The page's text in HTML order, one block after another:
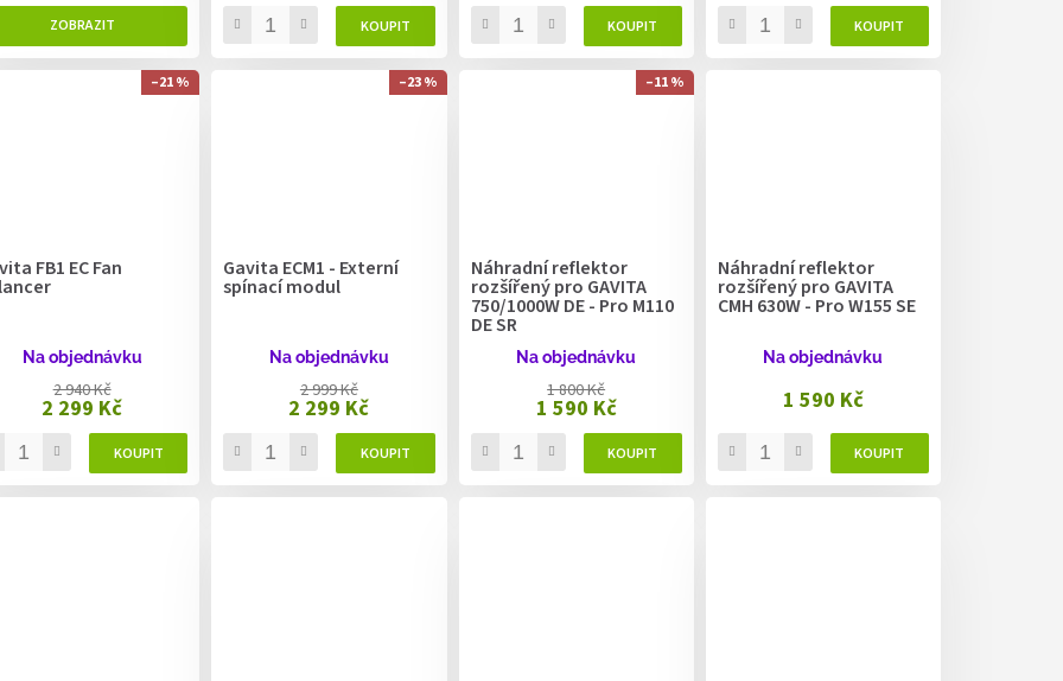
–21 %
FB1 EC Fan
Na objednávku
2 299 Kč
2 940 Kč
–23 %
Gavita ECM1 - Externí
spínací modul
Na objednávku
2 299 Kč
2 999 Kč
–11 %
Náhradní reflektor
rozšířený pro GAVITA
750/1000W DE - Pro M110
DE SR
Na objednávku
1 590 Kč
1 800 Kč
Náhradní reflektor
rozšířený pro GAVITA
CMH 630W - Pro W155 SE
Na objednávku
1 590 Kč